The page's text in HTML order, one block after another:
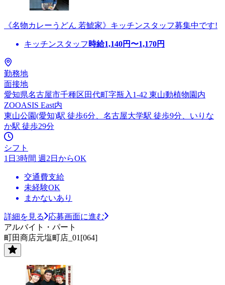
《名物カレーうどん 若鯱家》キッチンスタッフ募集中です!
キッチンスタッフ 時給1,140円〜1,170円
勤務地
面接地
愛知県名古屋市千種区田代町字瓶入1-42 東山動植物園内
ZOOASIS East内
東山公園(愛知)駅 徒歩6分、名古屋大学駅 徒歩9分、いりな
か駅 徒歩29分
シフト
1日3時間 週2日からOK
交通費支給
未経験OK
まかないあり
詳細を見る
応募画面に進む
アルバイト・パート
町田商店元塩町店_01[064]